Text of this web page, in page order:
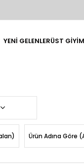
YENİ GELENLERÜST GİYİM
Ürün Adına Göre